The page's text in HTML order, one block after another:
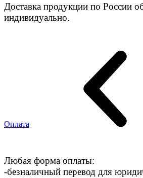
Доставка продукции по России
индивидуально.
Оплата
Любая форма оплаты:
-безналичный перевод для